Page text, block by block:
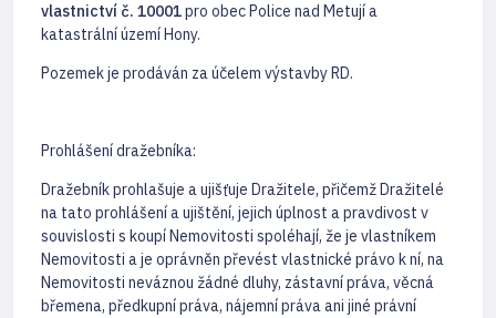
vlastnictví č. 10001pro obec Police nad Metují a
katastrální území Hony.
Pozemek je prodáván za účelem výstavby RD.
Prohlášení dražebníka:
Dražebník prohlašuje a ujišťuje Dražitele, přičemž Dražitelé
na tato prohlášení a ujištění, jejich úplnost a pravdivost v
souvislosti s koupí Nemovitosti spoléhají, že je vlastníkem
Nemovitosti a je oprávněn převést vlastnické právo k ní, na
Nemovitosti neváznou žádné dluhy, zástavní práva, věcná
břemena, předkupní práva, nájemní práva ani jiné právní